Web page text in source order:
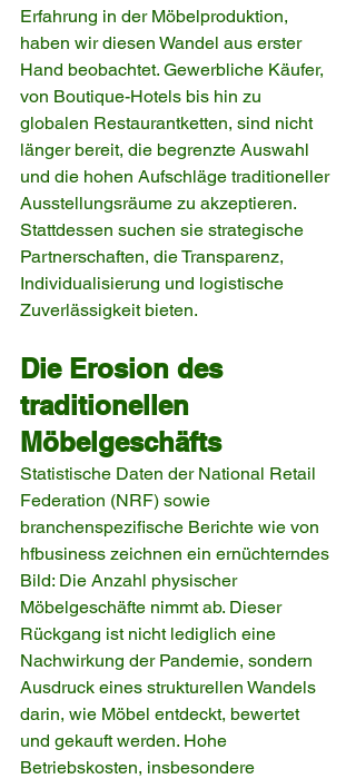
Erfahrung in der Möbelproduktion,
haben wir diesen Wandel aus erster
Hand beobachtet. Gewerbliche Käufer,
von Boutique-Hotels bis hin zu
globalen Restaurantketten, sind nicht
länger bereit, die begrenzte Auswahl
und die hohen Aufschläge traditioneller
Ausstellungsräume zu akzeptieren.
Stattdessen suchen sie strategische
Partnerschaften, die Transparenz,
Individualisierung und logistische
Zuverlässigkeit bieten.
Die Erosion des
traditionellen
Möbelgeschäfts
Statistische Daten der National Retail
Federation (NRF) sowie
branchenspezifische Berichte wie von
hfbusiness zeichnen ein ernüchterndes
Bild: Die Anzahl physischer
Möbelgeschäfte nimmt ab. Dieser
Rückgang ist nicht lediglich eine
Nachwirkung der Pandemie, sondern
Ausdruck eines strukturellen Wandels
darin, wie Möbel entdeckt, bewertet
und gekauft werden. Hohe
Betriebskosten, insbesondere